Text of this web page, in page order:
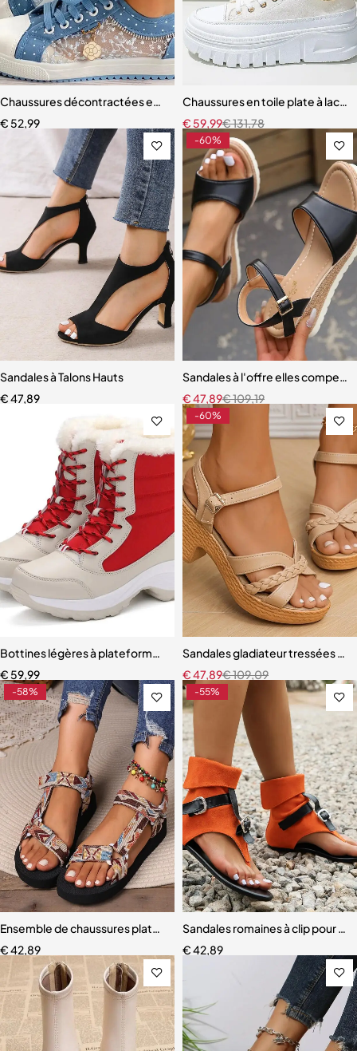
Chaussures décontractées en dentelle et toile creuse pour femmes
€ 52,99
Chaussures en toile plate à
€131,78
€ 59,99
Sandales à Talons Hauts
€47,89
-60%
Sandales à l'offre elles
€109,19
€47,89
Bottines légères à plateforme pour femme
€ 59,99
-60%
Sandales gladiateur tressées à
€109,09
€47,89
-58%
Ensemble de chaussures plates pour femmes
€42,89
-55%
Sandales romaines à clip pour
€42,89